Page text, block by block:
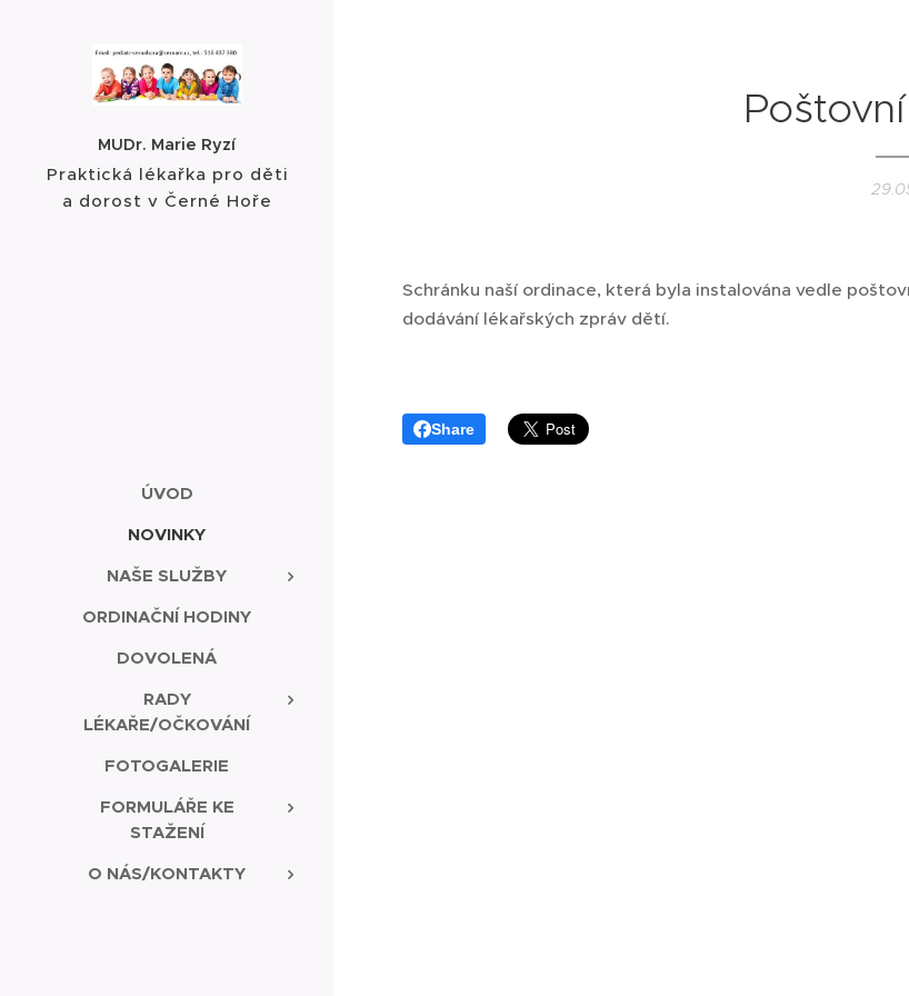
MUDr. Marie Ryzí
Praktická lékařka pro děti
a dorost v Černé Hoře
ÚVOD
NOVINKY
NAŠE SLUŽBY
ORDINAČNÍ HODINY
DOVOLENÁ
RADY
LÉKAŘE/OČKOVÁNÍ
FOTOGALERIE
FORMULÁŘE KE
STAŽENÍ
O NÁS/KONTAKTY
Schránku naší ordinace, která byla instalována vedle
dodávání lékařských zpráv dětí.
Share